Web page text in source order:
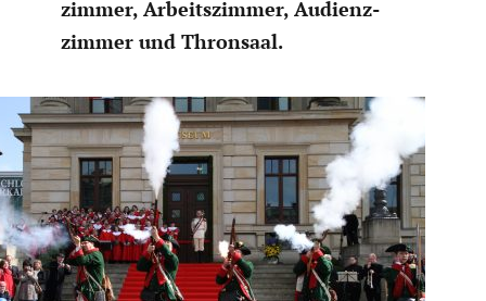
zimmer, Arbeits­zimmer, Audienz­
zimmer und Thronsaal.